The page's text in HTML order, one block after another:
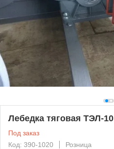
Лебедка тяговая ТЭЛ-10
Под заказ
Код: 390-1020
Розница